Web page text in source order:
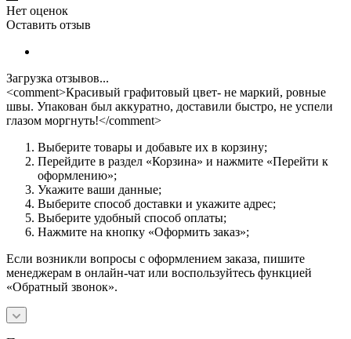
Нет оценок
Оставить отзыв
Загрузка отзывов...
<comment>Красивый графитовый цвет- не маркий, ровные
швы. Упакован был аккуратно, доставили быстро, не успели
глазом моргнуть!</comment>
Выберите товары и добавьте их в корзину;
Перейдите в раздел «Корзина» и нажмите «Перейти к
оформлению»;
Укажите ваши данные;
Выберите способ доставки и укажите адрес;
Выберите удобный способ оплаты;
Нажмите на кнопку «Оформить заказ»;
Если возникли вопросы с оформлением заказа, пишите
менеджерам в онлайн-чат или воспользуйтесь функцией
«Обратный звонок».